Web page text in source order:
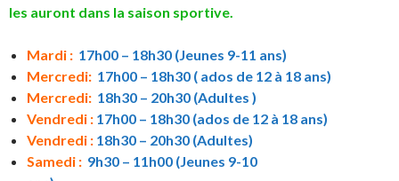
les auront dans la saison sportive.
Mardi : 17h00 – 18h30 (Jeunes 9-11 ans)
Mercredi: 17h00 – 18h30 ( ados de 12 à 18 ans)
Mercredi: 18h30 – 20h30 (Adultes )
Vendredi : 17h00 – 18h30 (ados de 12 à 18 ans)
Vendredi : 18h30 – 20h30 (Adultes)
Samedi : 9h30 – 11h00 (Jeunes 9-10